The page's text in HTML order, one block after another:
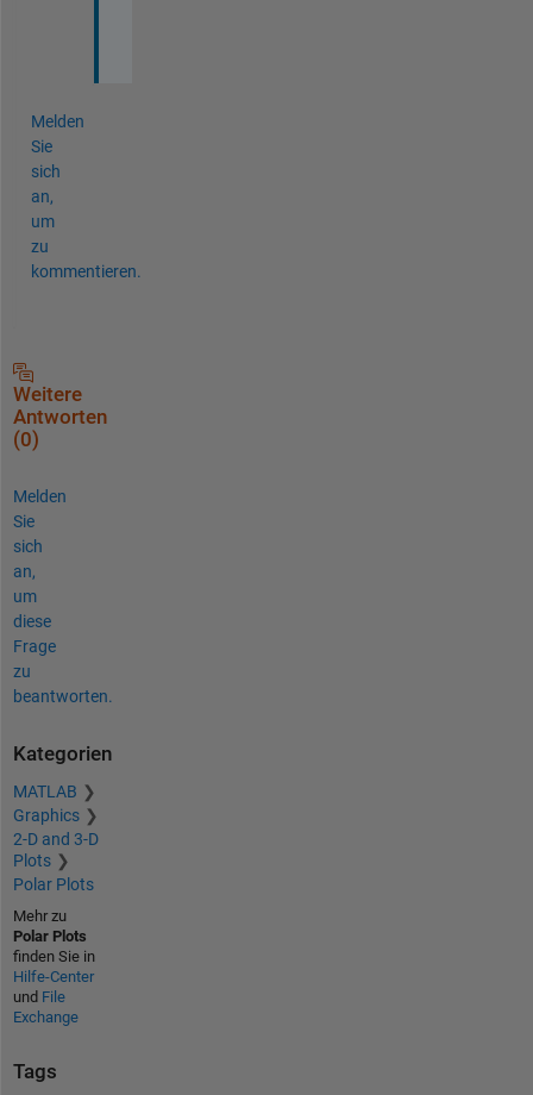
Melden
Sie
sich
an,
um
zu
kommentieren.
Weitere
Antworten
(0)
Melden
Sie
sich
an,
um
diese
Frage
zu
beantworten.
Kategorien
MATLAB
Graphics
2-D and 3-D
Plots
Polar Plots
Mehr zu
Polar Plots
finden Sie in
Hilfe-Center
und File
Exchange
Tags